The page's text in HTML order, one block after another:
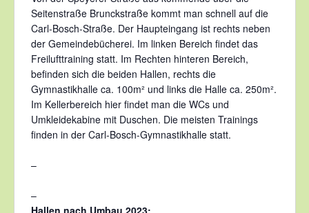
Seitenstraße Brunckstraße kommt man schnell auf die
Carl-Bosch-Straße. Der Haupteingang ist rechts neben
der Gemeindebücherei. Im linken Bereich findet das
Freilufttraining statt. Im Rechten hinteren Bereich,
befinden sich die beiden Hallen, rechts die
Gymnastikhalle ca. 100m² und links die Halle ca. 250m².
Im Kellerbereich hier findet man die WCs und
Umkleidekabine mit Duschen. Die meisten Trainings
finden in der Carl-Bosch-Gymnastikhalle statt.
–
–